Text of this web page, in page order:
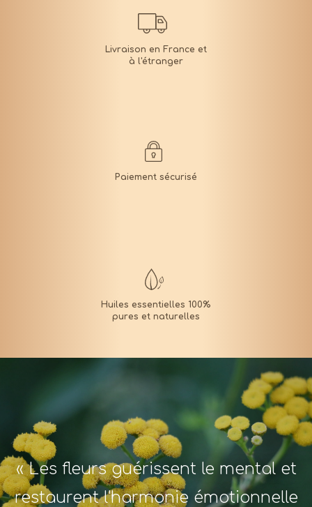
« Les fleurs guérissent le mental et
restaurent l'harmonie émotionnelle